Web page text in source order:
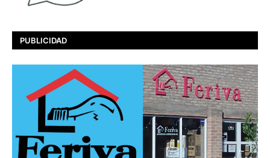
PUBLICIDAD